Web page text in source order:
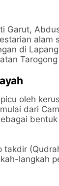
Garut,
alam
di
oleh
dari
langkah